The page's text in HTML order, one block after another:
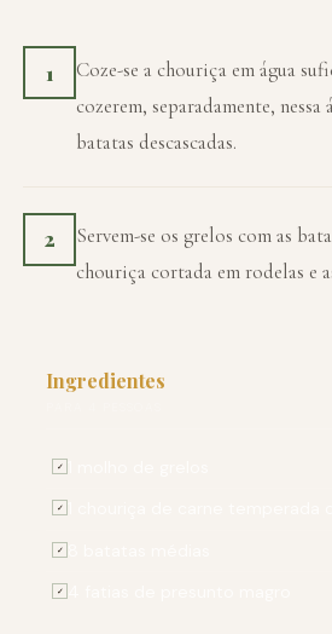
1
Coze-se a chouriça em água
cozerem, separadamente, nessa
batatas descascadas.
2
Servem-se os grelos com as
chouriça cortada em rodelas e
Ingredientes
✓
✓
✓
✓